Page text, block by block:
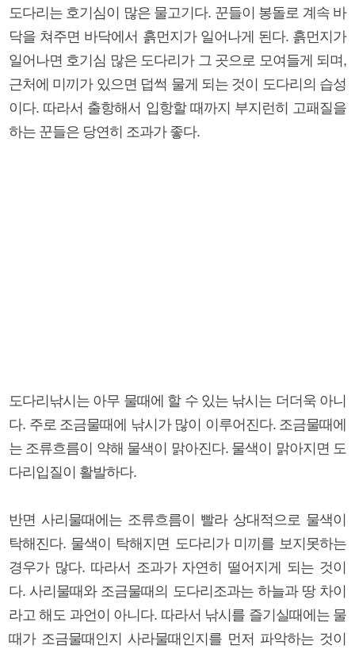
도다리는 호기심이 많은 물고기다. 꾼들이 봉돌로 계속 바
닥을 쳐주면 바닥에서 흙먼지가 일어나게 된다. 흙먼지가
일어나면 호기심 많은 도다리가 그 곳으로 모여들게 되며,
근처에 미끼가 있으면 덥썩 물게 되는 것이 도다리의 습성
이다. 따라서 출항해서 입항할 때까지 부지런히 고패질을
하는 꾼들은 당연히 조과가 좋다.
도다리낚시는 아무 물때에 할 수 있는 낚시는 더더욱 아니
다. 주로 조금물때에 낚시가 많이 이루어진다. 조금물때에
는 조류흐름이 약해 물색이 맑아진다. 물색이 맑아지면 도
다리입질이 활발하다.
반면 사리물때에는 조류흐름이 빨라 상대적으로 물색이
탁해진다. 물색이 탁해지면 도다리가 미끼를 보지못하는
경우가 많다. 따라서 조과가 자연히 떨어지게 되는 것이
다. 사리물때와 조금물때의 도다리조과는 하늘과 땅 차이
라고 해도 과언이 아니다. 따라서 낚시를 즐기실때에는 물
때가 조금물때인지 사라물때인지를 먼저 파악하는 것이